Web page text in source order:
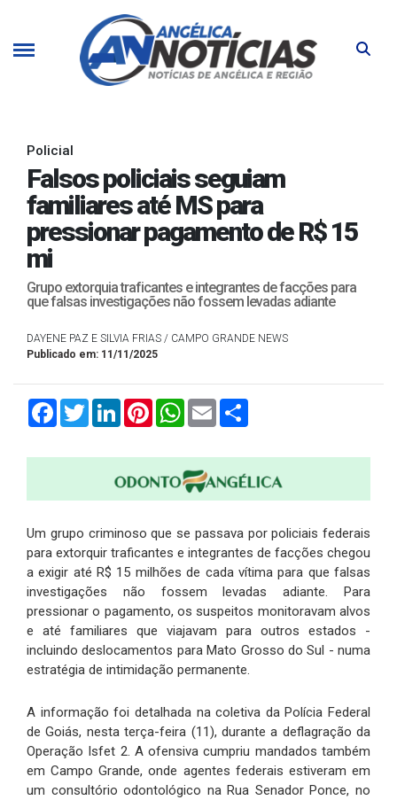
Policial
Falsos policiais seguiam
familiares até MS para
pressionar pagamento de R$ 15
mi
Grupo extorquia traficantes e integrantes de facções para
que falsas investigações não fossem levadas adiante
DAYENE PAZ E SILVIA FRIAS / CAMPO GRANDE NEWS
Publicado em: 11/11/2025
FacebookTwitterLinkedInPinterestWhatsApp
Email
Um grupo criminoso que se passava por policiais federais
para extorquir traficantes e integrantes de facções chegou
a exigir até R$ 15 milhões de cada vítima para que falsas
investigações não fossem levadas adiante. Para
pressionar o pagamento, os suspeitos monitoravam alvos
e até familiares que viajavam para outros estados -
incluindo deslocamentos para Mato Grosso do Sul - numa
estratégia de intimidação permanente.
A informação foi detalhada na coletiva da Polícia Federal
de Goiás, nesta terça-feira (11), durante a deflagração da
Operação Isfet 2. A ofensiva cumpriu mandados também
em Campo Grande, onde agentes federais estiveram em
um consultório odontológico na Rua Senador Ponce, no